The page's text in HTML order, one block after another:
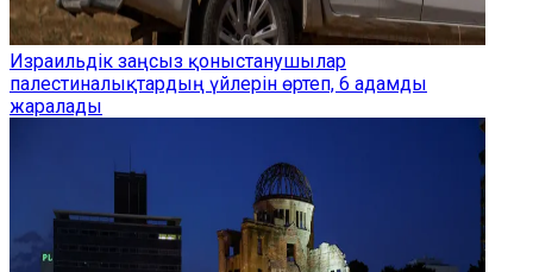
Израильдік заңсыз қоныстанушылар
палестиналықтардың үйлерін өртеп, 6 адамды
жаралады